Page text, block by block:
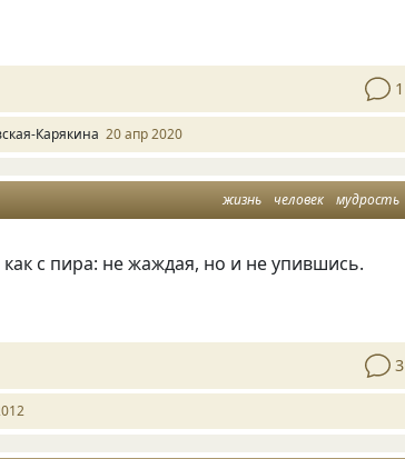
1
Карякина 20 апр 2020
жизнь человек мудрость
с пира: не жаждая, но и не упившись.
3